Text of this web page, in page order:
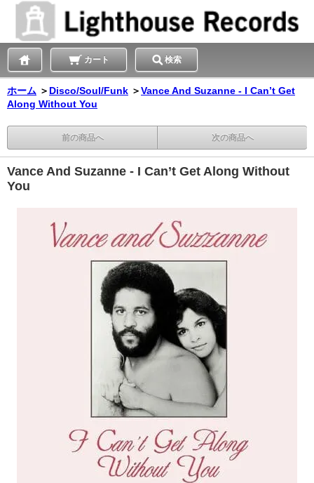
カート 検索
ホーム ＞ Disco/Soul/Funk ＞Vance And Suzanne - I Can’t Get
Along Without You
前の商品へ 次の商品へ
Vance And Suzanne - I Can’t Get Along Without
You